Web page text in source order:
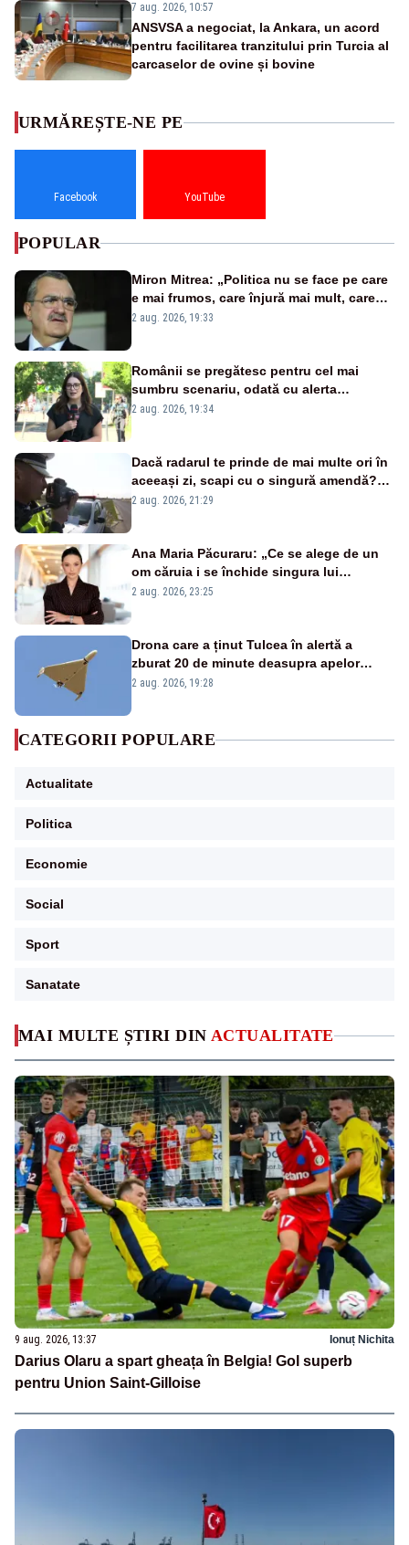
7 aug. 2026, 10:57
ANSVSA a negociat, la Ankara, un acord
pentru facilitarea tranzitului prin Turcia al
carcaselor de ovine și bovine
MAI MULTE ȘTIRI DIN ACTUALITATE
9 aug. 2026, 13:37 Ionuț Nichita
Darius Olaru a spart gheața în Belgia! Gol superb
pentru Union Saint-Gilloise
URMĂREȘTE-NE PE
Facebook YouTube
POPULAR
Miron Mitrea: „Politica nu se face pe care
e mai frumos, care înjură mai mult, care
țipă mai tare, ci pe proiecte”
2 aug. 2026, 19:33
Românii se pregătesc pentru cel mai
sumbru scenariu, odată cu alerta
energetică
2 aug. 2026, 19:34
Dacă radarul te prinde de mai multe ori în
aceeași zi, scapi cu o singură amendă?
Ce spune legea
2 aug. 2026, 21:29
Ana Maria Păcuraru: „Ce se alege de un
om căruia i se închide singura lui
portiță?”
2 aug. 2026, 23:25
Drona care a ținut Tulcea în alertă a
zburat 20 de minute deasupra apelor
României. Au fost ridicate două F-16
2 aug. 2026, 19:28
CATEGORII POPULARE
Actualitate
Politica
Economie
Social
Sport
Sanatate